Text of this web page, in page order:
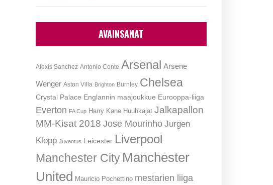
AVAINSANAT
Alexis Sanchez Antonio Conte Arsenal Arsene
Wenger Aston Villa Brighton Burnley Chelsea
Crystal Palace Englannin maajoukkue Eurooppa-liiga
Everton FA Cup Harry Kane Huuhkajat Jalkapallon
MM-Kisat 2018 Jose Mourinho Jurgen
Klopp Juventus Leicester Liverpool
Manchester City Manchester
United
Mauricio Pochettino mestarien liiga